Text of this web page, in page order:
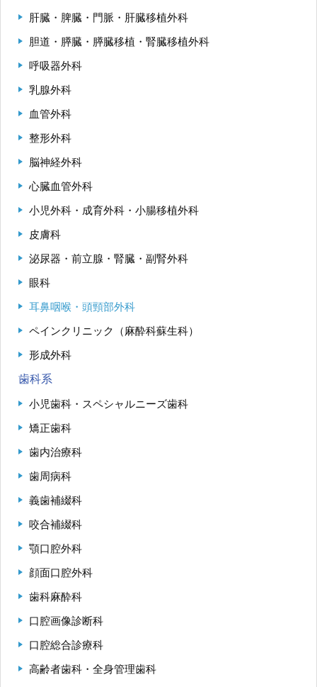
肝臓・脾臓・門脈・肝臓移植外科
胆道・膵臓・膵臓移植・腎臓移植外科
呼吸器外科
乳腺外科
血管外科
整形外科
脳神経外科
心臓血管外科
小児外科・成育外科・小腸移植外科
皮膚科
泌尿器・前立腺・腎臓・副腎外科
眼科
耳鼻咽喉・頭頸部外科
ペインクリニック（麻酔科蘇生科）
形成外科
歯科系
小児歯科・スペシャルニーズ歯科
矯正歯科
歯内治療科
歯周病科
義歯補綴科
咬合補綴科
顎口腔外科
顔面口腔外科
歯科麻酔科
口腔画像診断科
口腔総合診療科
高齢者歯科・全身管理歯科